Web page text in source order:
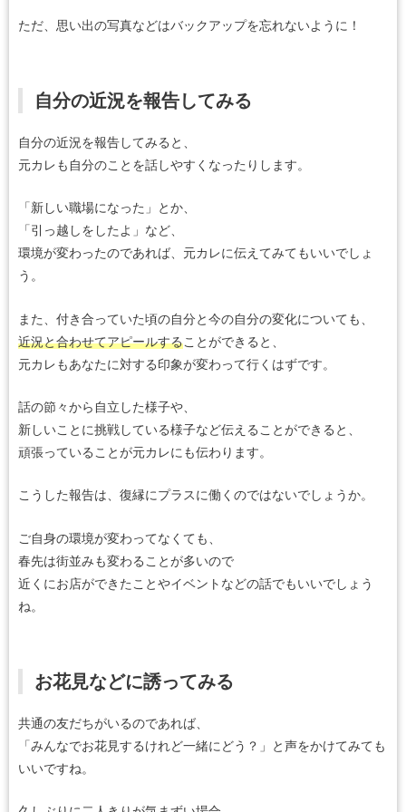
ただ、思い出の写真などはバックアップを忘れないように！
自分の近況を報告してみる
自分の近況を報告してみると、
元カレも自分のことを話しやすくなったりします。
「新しい職場になった」とか、
「引っ越しをしたよ」など、
環境が変わったのであれば、元カレに伝えてみてもいいでしょ
う。
また、付き合っていた頃の自分と今の自分の変化についても、
近況と合わせてアピールすることができると、
元カレもあなたに対する印象が変わって行くはずです。
話の節々から自立した様子や、
新しいことに挑戦している様子など伝えることができると、
頑張っていることが元カレにも伝わります。
こうした報告は、復縁にプラスに働くのではないでしょうか。
ご自身の環境が変わってなくても、
春先は街並みも変わることが多いので
近くにお店ができたことやイベントなどの話でもいいでしょう
ね。
お花見などに誘ってみる
共通の友だちがいるのであれば、
「みんなでお花見するけれど一緒にどう？」と声をかけてみても
いいですね。